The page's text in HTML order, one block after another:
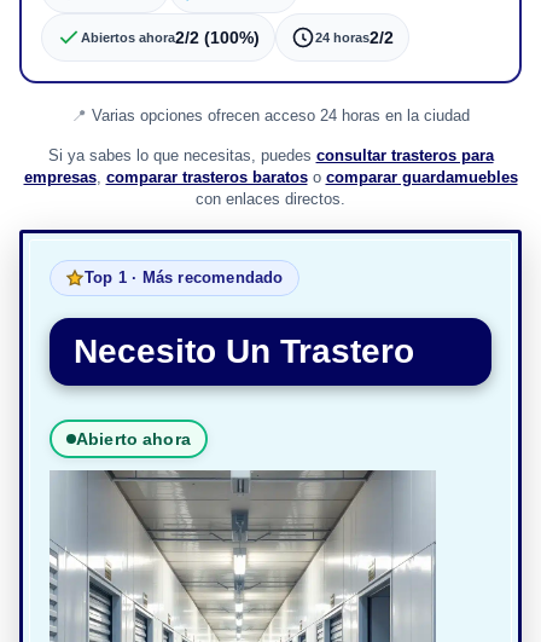
Abiertos ahora2/2 (100%) 24 horas2/2
Varias opciones ofrecen acceso 24 horas en la ciudad
Si ya sabes lo que necesitas, puedes consultar trasteros para
empresas, comparar trasteros baratoso comparar guardamuebles
con enlaces directos.
Top 1 · Más recomendado
Necesito Un Trastero
Abierto ahora